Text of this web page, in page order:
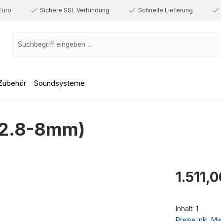
Sichere SSL Verbindung Schnelle Lieferung
Soundsysteme
8mm)
Regulärer
Inhalt: 1